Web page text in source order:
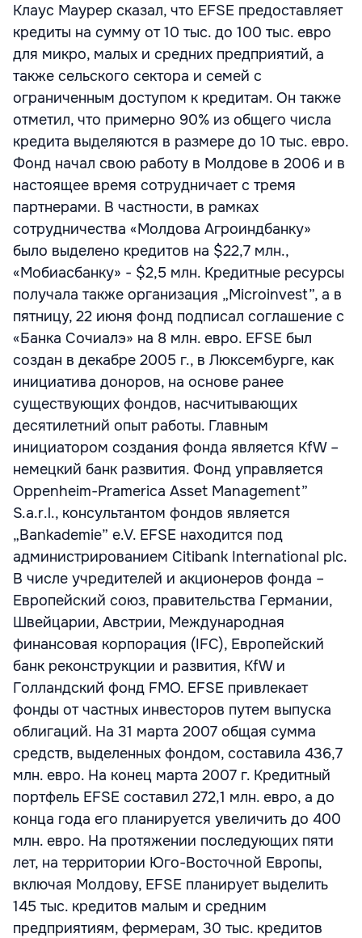
Клаус Маурер сказал, что EFSE предоставляет
кредиты на сумму от 10 тыс. до 100 тыс. евро
для микро, малых и средних предприятий, а
также сельского сектора и семей с
ограниченным доступом к кредитам. Он также
отметил, что примерно 90% из общего числа
кредита выделяются в размере до 10 тыс. евро.
Фонд начал свою работу в Молдове в 2006 и в
настоящее время сотрудничает с тремя
партнерами. В частности, в рамках
сотрудничества «Молдова Агроиндбанку»
было выделено кредитов на $22,7 млн.,
«Мобиасбанку» - $2,5 млн. Кредитные ресурсы
получала также организация „Microinvest”, а в
пятницу, 22 июня фонд подписал соглашение с
«Банка Сочиалэ» на 8 млн. евро. EFSE был
создан в декабре 2005 г., в Люксембурге, как
инициатива доноров, на основе ранее
существующих фондов, насчитывающих
десятилетний опыт работы. Главным
инициатором создания фонда является KfW –
немецкий банк развития. Фонд управляется
Oppenheim-Pramerica Asset Management”
S.a.r.l., консультантом фондов является
„Bankademie” e.V. EFSE находится под
администрированием Citibank International plc.
В числе учредителей и акционеров фонда –
Европейский союз, правительства Германии,
Швейцарии, Австрии, Международная
финансовая корпорация (IFC), Европейский
банк реконструкции и развития, KfW и
Голландский фонд FMO. EFSE привлекает
фонды от частных инвесторов путем выпуска
облигаций. На 31 марта 2007 общая сумма
средств, выделенных фондом, составила 436,7
млн. евро. На конец марта 2007 г. Кредитный
портфель EFSE составил 272,1 млн. евро, а до
конца года его планируется увеличить до 400
млн. евро. На протяжении последующих пяти
лет, на территории Юго-Восточной Европы,
включая Молдову, EFSE планирует выделить
145 тыс. кредитов малым и средним
предприятиям, фермерам, 30 тыс. кредитов